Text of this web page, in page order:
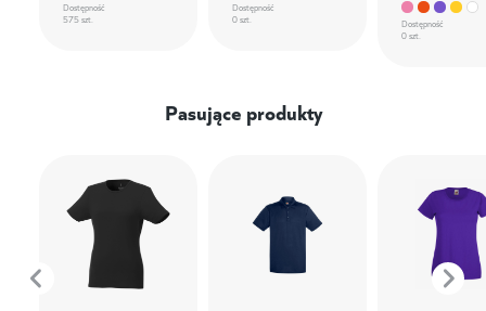
Dostępność
575 szt.
Dostępność
0 szt.
Dostępność
0 szt.
Pasujące produkty